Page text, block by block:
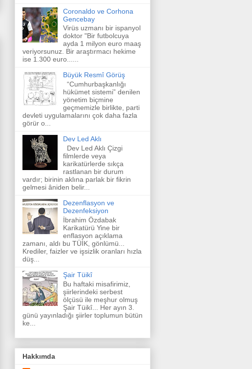
Coronaldo ve Corhona
Gencebay
Virüs uzmanı bir ispanyol
doktor "Bir futbolcuya
ayda 1 milyon euro maaş
veriyorsunuz. Bir araştırmacı hekime
ise 1.300 euro......
Büyük Resmî Görüş
“Cumhurbaşkanlığı
hükümet sistemi” denilen
yönetim biçmine
geçmemizle birlikte, parti
devleti uygulamalarını çok daha fazla
görür o...
Dev Led Aklı
Dev Led Aklı Çizgi
filmlerde veya
karikatürlerde sıkça
rastlanan bir durum
vardır; birinin aklına parlak bir fikrin
gelmesi âniden belir...
Dezenflasyon ve
Dezenfeksiyon
İbrahim Özdabak
Karikatürü Yine bir
enflasyon açıklama
zamanı, aldı bu TÜİK, gönlümü...
Krediler, faizler ve işsizlik oranları hızla
düş...
Şair Tüikî
Bu haftaki misafirimiz,
şiirlerindeki serbest
ölçüsü ile meşhur olmuş
Şair Tüikî... Her ayın 3.
günü yayınladığı şiirler toplumun bütün
ke...
Hakkımda